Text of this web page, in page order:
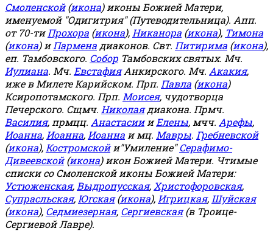
Смоленской(икона) иконы Божией Матери,
именуемой "Одигитрия" (Путеводительница). Апп.
от 70-тиПрохора (икона), Никанора (икона), Тимона
(икона) иПармена диаконов. Свт. Питирима (икона),
еп. Тамбовского. Собор Тамбовских святых. Мч.
Иулиана. Мч. ЕвстафияАнкирского. Мч. Акакия,
иже в Милете Карийском. Прп. Павла (икона)
Ксиропотамского. Прп. Моисея, чудотворца
Печерского. Сщмч. Николаядиакона. Прмч.
Василия, прмцц. АнастасиииЕлены, мчч. Арефы,
Иоанна, Иоанна, Иоанна и мц. Мавры. Гребневской
(икона), Костромскойи"Умиление"Серафимо-
Дивеевской(икона) икон Божией Матери. Чтимые
списки со Смоленской иконы Божией Матери:
Устюженская, Выдропусская, Христофоровская,
Супрасльская, Югская(икона), Игрицкая, Шуйская
(икона), Седмиезерная, Сергиевская(в Троице-
Сергиевой Лавре).